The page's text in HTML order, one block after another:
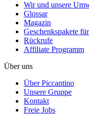
Wir und unsere
Glossar
Magazin
Geschenkspakete
Rückrufe
Affiliate Programm
Über uns
Über Piccantino
Unsere Gruppe
Kontakt
Freie Jobs